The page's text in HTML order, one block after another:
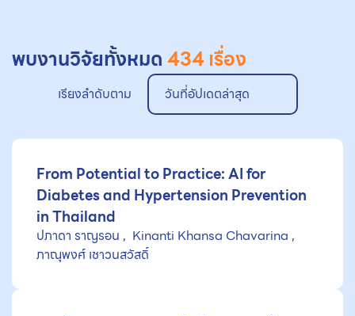
พบงานวิจัยทั้งหมด434 เรื่อง
เรียงลำดับตาม วันที่อัปเดตล่าสุด
From Potential to Practice: AI for
Diabetes and Hypertension Prevention
in Thailand
ปภาดา ราญรอน
Kinanti Khansa Chavarina
ภาณุพงศ์ เชาวนสวัสดิ์